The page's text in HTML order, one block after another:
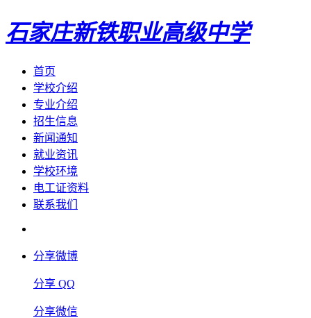
石家庄新铁职业高级中学
首页
学校介绍
专业介绍
招生信息
新闻通知
就业资讯
学校环境
电工证资料
联系我们
分享微博
分享 QQ
分享微信